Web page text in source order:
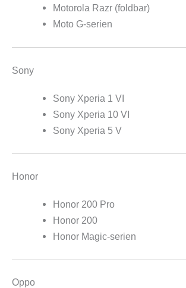
Motorola Razr (foldbar)
Moto G-serien
Sony
Sony Xperia 1 VI
Sony Xperia 10 VI
Sony Xperia 5 V
Honor
Honor 200 Pro
Honor 200
Honor Magic-serien
Oppo